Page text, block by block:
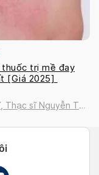
thuốc trị mề đay
[Giá 2025]
Thạc sĩ Nguyễn Thị